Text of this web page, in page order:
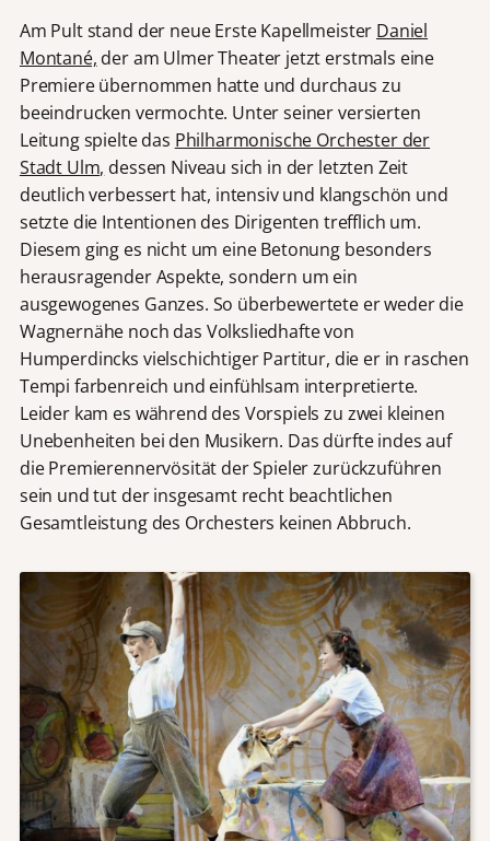
Am Pult stand der neue Erste Kapellmeister Daniel
Montané, der am Ulmer Theater jetzt erstmals eine
Premiere übernommen hatte und durchaus zu
beeindrucken vermochte. Unter seiner versierten
Leitung spielte das Philharmonische Orchester der
Stadt Ulm, dessen Niveau sich in der letzten Zeit
deutlich verbessert hat, intensiv und klangschön und
setzte die Intentionen des Dirigenten trefflich um.
Diesem ging es nicht um eine Betonung besonders
herausragender Aspekte, sondern um ein
ausgewogenes Ganzes. So überbewertete er weder die
Wagnernähe noch das Volksliedhafte von
Humperdincks vielschichtiger Partitur, die er in raschen
Tempi farbenreich und einfühlsam interpretierte.
Leider kam es während des Vorspiels zu zwei kleinen
Unebenheiten bei den Musikern. Das dürfte indes auf
die Premierennervösität der Spieler zurückzuführen
sein und tut der insgesamt recht beachtlichen
Gesamtleistung des Orchesters keinen Abbruch.